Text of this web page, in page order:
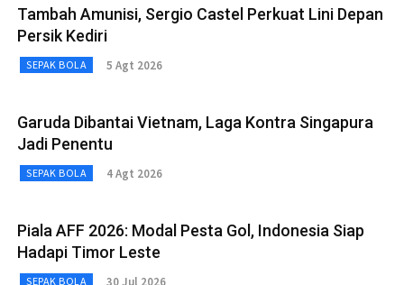
Tambah Amunisi, Sergio Castel Perkuat Lini Depan
Persik Kediri
SEPAK BOLA 5 Agt 2026
Garuda Dibantai Vietnam, Laga Kontra Singapura
Jadi Penentu
SEPAK BOLA 4 Agt 2026
Piala AFF 2026: Modal Pesta Gol, Indonesia Siap
Hadapi Timor Leste
SEPAK BOLA 30 Jul 2026